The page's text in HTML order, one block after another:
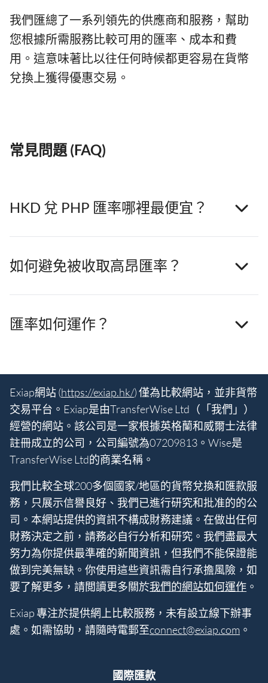
我們匯總了一系列領先的供應商和服務，幫助
您根據所需服務比較可用的匯率、成本和費
用。這意味著比以往任何時候都更容易在貨幣
兌換上獲得優惠交易。
常見問題 (FAQ)
HKD 兌 PHP 匯率哪裡最便宜？
如何避免被收取高昂匯率？
匯率如何運作？
Exiap網站 (https://exiap.hk/) 僅為比較網站，並非貨幣
交易平台。Exiap是由TransferWise Ltd（「我們」）
經營的網站。該公司是一家根據英格蘭和威爾士法律
註冊成立的公司，公司編號為07209813。Wise是
TransferWise Ltd的商業名稱。
我們比較全球200多個國家/地區的貨幣兌換和匯款服
務，只展示信譽良好、我們已進行研究和批准的的公
司。本網站提供的資訊不構成財務建議。在做出任何
財務決定之前，請務必自行分析和研究。我們盡最大
努力為你提供最準確的新聞資訊，但我們不能保證能
做到完美無缺。你使用這些資訊需自行承擔風險，如
要了解更多，請閲讀更多關於我們的網站如何運作 。
Exiap 專注於提供網上比較服務，未有設立線下辦事
處。如需協助，請隨時電郵至connect@exiap.com 。
國際匯款